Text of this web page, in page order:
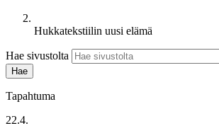
Hukkatekstiilin uusi elämä
Hae sivustolta
Tapahtuma
22.4.